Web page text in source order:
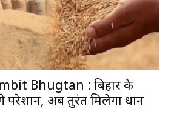
Bhugtan : बिहार के
परेशान, अब तुरंत मिलेगा धान